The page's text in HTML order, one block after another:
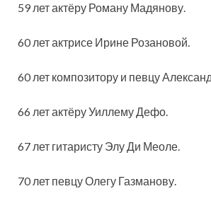
59 лет актёру Роману Мадянову.
60 лет актрисе Ирине Розановой.
60 лет композитору и певцу
66 лет актёру Уиллему Дефо.
67 лет гитаристу Элу Ди Меоле.
70 лет певцу Олегу Газманову.